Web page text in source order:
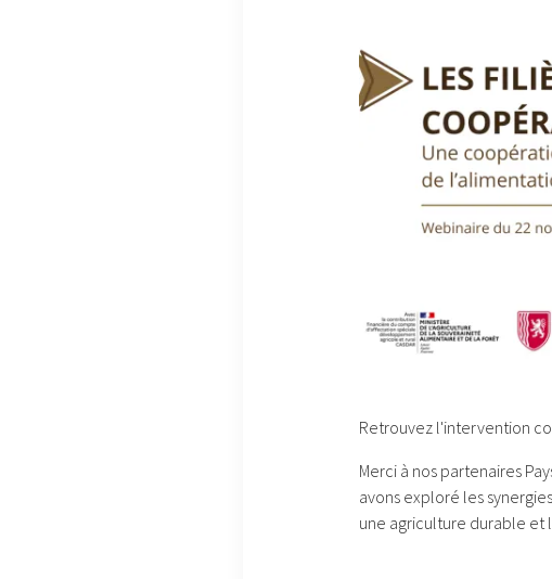
Retrouvez l'intervention
Merci à nos partenaires
avons exploré les
une agriculture durable et